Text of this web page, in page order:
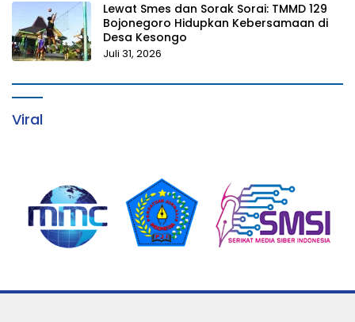
Lewat Smes dan Sorak Sorai: TMMD 129
Bojonegoro Hidupkan Kebersamaan di
Desa Kesongo
Juli 31, 2026
Viral